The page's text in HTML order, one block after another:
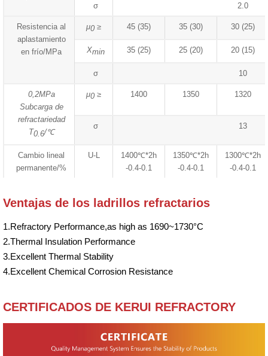
σ 2.0
Resistencia al
aplastamiento
en frío/MPa
μ0 ≥ 45 (35) 35 (30) 30 (25)
Xmin 35 (25) 25 (20) 20 (15)
σ 10
0,2MPa
Subcarga de
refractariedad
T0.6/℃
μ0 ≥ 1400 1350 1320
σ 13
Cambio lineal
permanente/%
U-L
1400℃*2h
-0.4-0.1
1350℃*2h
-0.4-0.1
1300℃*2h
-0.4-0.1
Ventajas de los ladrillos refractarios
1.Refractory Performance,as high as 1690~1730°C
2.Thermal Insulation Performance
3.Excellent Thermal Stability
4.Excellent Chemical Corrosion Resistance
CERTIFICADOS DE KERUI REFRACTORY